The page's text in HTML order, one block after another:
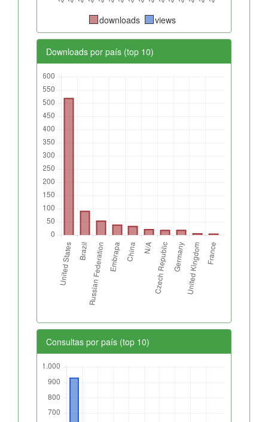
downloads views
Downloads por país (top 10)
Consultas por país (top 10)